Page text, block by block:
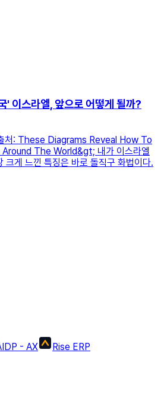
' 이스라엘, 앞으로 어떻게 될까?
처: These Diagrams Reveal How To
The World&gt; 내가 이스라엘
크게 느낀 특징은 바로 돌직구 화법이다.
- AX Rise ERP